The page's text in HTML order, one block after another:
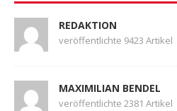
REDAKTION
veröffentlichte 9423 Artikel
MAXIMILIAN BENDEL
veröffentlichte 2381 Artikel